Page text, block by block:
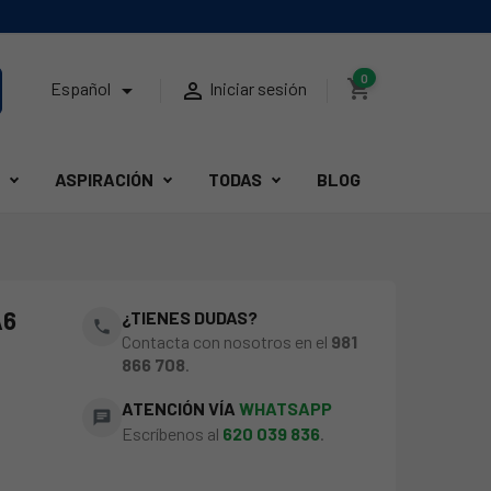
Español   Iniciar sesión shopping_cart
0
ASPIRACIÓN TODAS BLOG
phone
¿TIENES DUDAS?
Contacta con nosotros en el 981
866 708.
chat ATENCIÓN VÍAWHATSAPP
Escríbenos al 620 039 836